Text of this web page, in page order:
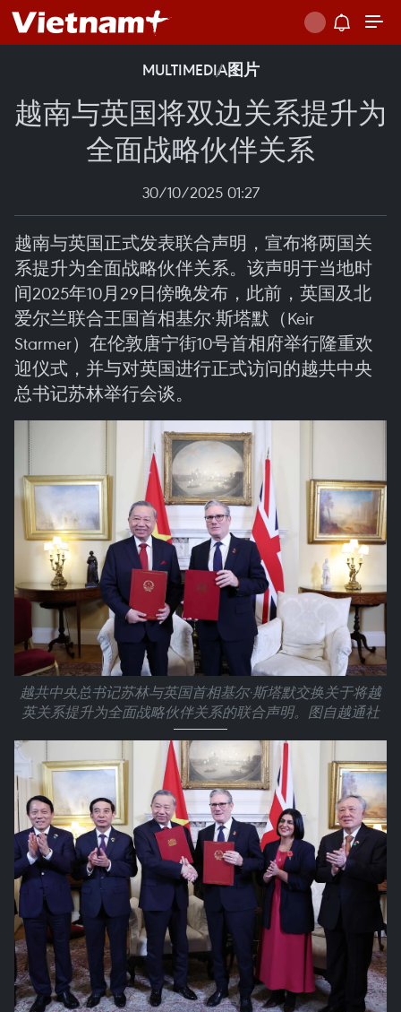
MULTIMEDIA图片
越南与英国将双边关系提升为
全面战略伙伴关系
30/10/2025 01:27
越南与英国正式发表联合声明，宣布将两国关
系提升为全面战略伙伴关系。该声明于当地时
间2025年10月29日傍晚发布，此前，英国及北
爱尔兰联合王国首相基尔·斯塔默（Keir
Starmer）在伦敦唐宁街10号首相府举行隆重欢
迎仪式，并与对英国进行正式访问的越共中央
总书记苏林举行会谈。
越共中央总书记苏林与英国首相基尔·斯塔默交换关于将越
英关系提升为全面战略伙伴关系的联合声明。图自越通社